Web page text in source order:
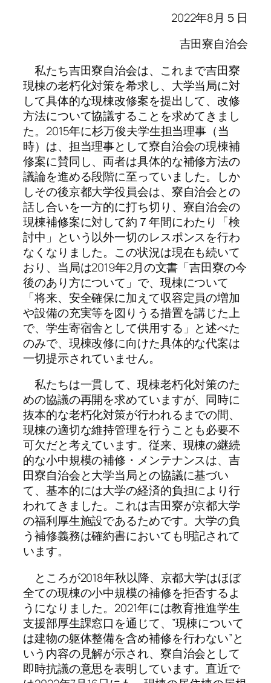
2022年8月５日
吉田寮自治会
私たち吉田寮自治会は、これまで吉田寮
現棟の老朽化対策を希求し、大学当局に対
して具体的な現棟改修案を提出して、改修
方法について協議することを求めてきまし
た。2015年に杉万俊夫学生担当理事（当
時）は、担当理事として寮自治会の現棟補
修案に賛同し、両者は具体的な補修方法の
議論を進める段階に至っていました。しか
しその後京都大学役員会は、寮自治会との
話し合いを一方的に打ち切り、寮自治会の
現棟補修案に対して約７年間にわたり「検
討中」という以外一切のレスポンスを行わ
なくなりました。この状況は現在も続いて
おり、当局は2019年2月の文書「吉田寮の今
後のあり方について」で、現棟について
「将来、安全確保に加えて収容定員の増加
や設備の充実等を図りうる措置を講じた上
で、学生寄宿舎として供用する」と述べた
のみで、現棟改修に向けた具体的な代案は
一切提示されていません。
私たちは一貫して、現棟老朽化対策のた
めの協議の再開を求めていますが、同時に
抜本的な老朽化対策が行われるまでの間、
現棟の適切な維持管理を行うことも必要不
可欠だと考えています。従来、現棟の継続
的な小中規模の補修・メンテナンスは、吉
田寮自治会と大学当局との協議に基づい
て、基本的には大学の経済的負担により行
われてきました。これは吉田寮が京都大学
の福利厚生施設であるためです。大学の負
う補修義務は確約書においても明記されて
います。
ところが2018年秋以降、京都大学はほぼ
全ての現棟の小中規模の補修を拒否するよ
うになりました。2021年には教育推進学生
支援部厚生課窓口を通じて、”現棟について
は建物の躯体整備を含め補修を行わない”と
いう内容の見解が示され、寮自治会として
即時抗議の意思を表明しています。直近で